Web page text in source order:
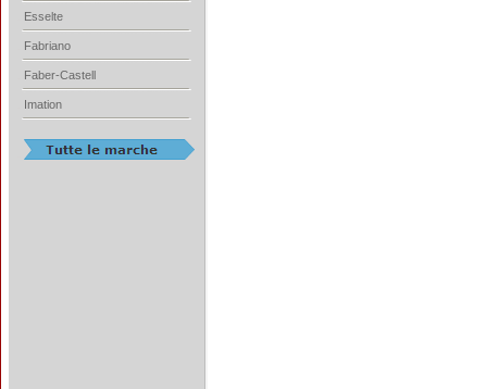
Esselte
Fabriano
Faber-Castell
Imation